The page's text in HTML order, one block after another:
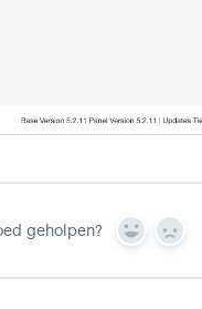
geholpen?
Y
s
N